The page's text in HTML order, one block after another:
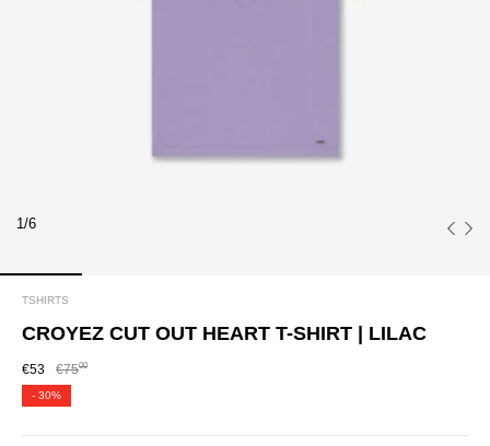
1/6
TSHIRTS
CROYEZ CUT OUT HEART T-SHIRT | LILAC
€53 €7500
- 30%